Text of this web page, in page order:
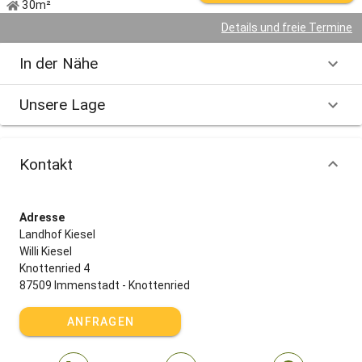
30m²
Details und freie Termine
In der Nähe
Unsere Lage
Kontakt
Adresse
Landhof Kiesel
Willi Kiesel
Knottenried 4
87509 Immenstadt - Knottenried
ANFRAGEN